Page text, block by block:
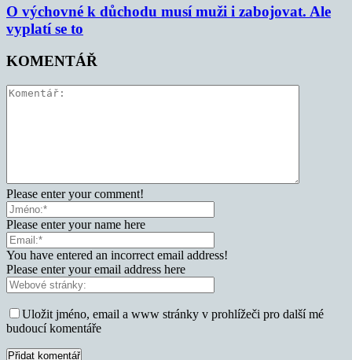
O výchovné k důchodu musí muži i zabojovat. Ale
vyplatí se to
KOMENTÁŘ
Please enter your comment!
Please enter your name here
You have entered an incorrect email address!
Please enter your email address here
Uložit jméno, email a www stránky v prohlížeči pro další mé
budoucí komentáře